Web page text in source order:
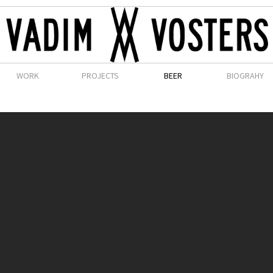
WORK PROJECTS BEER BIOGRAHY